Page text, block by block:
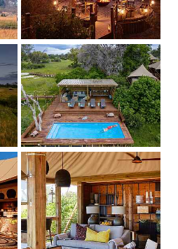
Show larger version
Show larger version